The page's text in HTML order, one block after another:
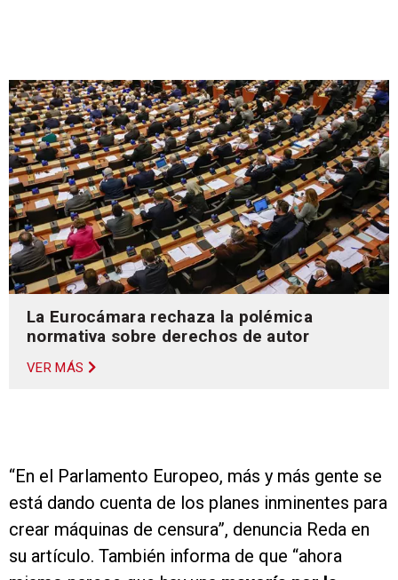
La Eurocámara rechaza la polémica
normativa sobre derechos de autor
VER MÁS
“En el Parlamento Europeo, más y más gente se
está dando cuenta de los planes inminentes para
crear máquinas de censura”, denuncia Reda en
su artículo. También informa de que “ahora